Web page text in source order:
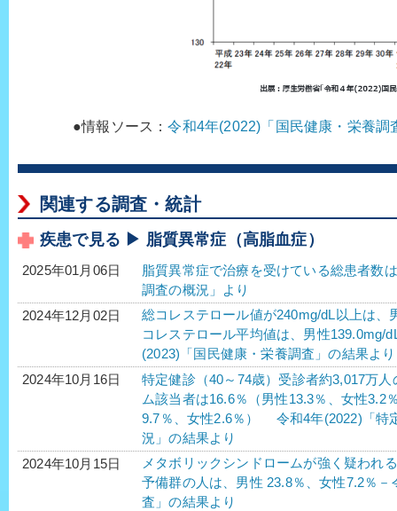
●情報ソース：令和4年(2022)「国民健康・栄養調
関連する調査・統計
疾患で見る ▶ 脂質異常症（高脂血症）
2025年01月06日
脂質異常症で治療を受けている総患者数
調査の概況」より
2024年12月02日
総コレステロール値が240mg/dL以上は、
コレステロール平均値は、男性
(2023)「国民健康・栄養調査」の結果より
2024年10月16日
特定健診（40～74歳）受診者約3,017万
ム該当者は16.6％（男性13.3％、女性3.2
9.7％、女性2.6％） 令和4年(2022)「特
況」の結果より
2024年10月15日
メタボリックシンドロームが強く疑わ
予備群の人は、男性 23.8％、女性7.2％
査」の結果より